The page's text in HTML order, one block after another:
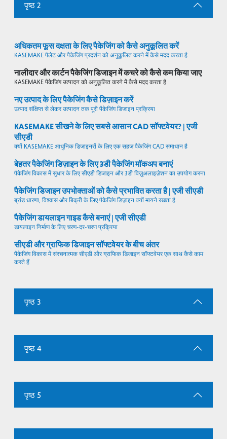
पृष्ठ 2
अधिकतम फूस दक्षता के लिए पैकेजिंग को कैसे अनुकूलित करें
KASEMAKE पैलेट और पैकेजिंग प्रदर्शन को अनुकूलित करने में कैसे मदद करता है
नालीदार और कार्टन पैकेजिंग डिजाइन में कचरे को कैसे कम किया जाए
KASEMAKE पैकेजिंग उत्पादन को अनुकूलित करने में कैसे मदद करता है
नए उत्पाद के लिए पैकेजिंग कैसे डिज़ाइन करें
उत्पाद संक्षिप्त से लेकर उत्पादन तक पूरी पैकेजिंग डिजाइन प्रक्रिया
KASEMAKE सीखने के लिए सबसे आसान CAD सॉफ्टवेयर? | एजी
सीएडी
क्यों KASEMAKE आधुनिक डिजाइनरों के लिए एक सहज पैकेजिंग CAD समाधान है
बेहतर पैकेजिंग डिज़ाइन के लिए 3डी पैकेजिंग मॉकअप बनाएं
पैकेजिंग विकास में सुधार के लिए सीएडी डिजाइन और 3डी विज़ुअलाइज़ेशन का उपयोग करना
पैकेजिंग डिजाइन उपभोक्ताओं को कैसे प्रभावित करता है | एजी सीएडी
ब्रांड धारणा, विश्वास और बिक्री के लिए पैकेजिंग डिज़ाइन क्यों मायने रखता है
पैकेजिंग डायलाइन गाइड कैसे बनाएं | एजी सीएडी
डायलाइन निर्माण के लिए चरण-दर-चरण प्रक्रिया
सीएडी और ग्राफिक डिजाइन सॉफ्टवेयर के बीच अंतर
पैकेजिंग विकास में संरचनात्मक सीएडी और ग्राफिक डिजाइन सॉफ्टवेयर एक साथ कैसे काम
करते हैं
पृष्ठ 3
पृष्ठ 4
पृष्ठ 5